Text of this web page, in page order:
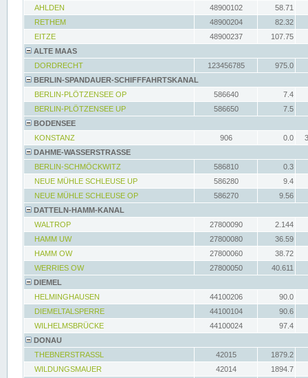
AHLDEN
48900102
58.71
RETHEM
48900204
82.32
EITZE
48900237
107.75
ALTE MAAS
DORDRECHT
123456785
975.0
BERLIN-SPANDAUER-SCHIFFFAHRTSKANAL
BERLIN-PLÖTZENSEE OP
586640
7.4
BERLIN-PLÖTZENSEE UP
586650
7.5
BODENSEE
KONSTANZ
906 0.0
DAHME-WASSERSTRASSE
BERLIN-SCHMÖCKWITZ
586810
0.3
NEUE MÜHLE SCHLEUSE UP
586280
9.4
NEUE MÜHLE SCHLEUSE OP
586270
9.56
DATTELN-HAMM-KANAL
WALTROP
27800090
2.144
HAMM UW
27800080
36.59
HAMM OW
27800060
38.72
WERRIES OW
27800050
40.611
DIEMEL
HELMINGHAUSEN
44100206
90.0
DIEMELTALSPERRE
44100104
90.6
WILHELMSBRÜCKE
44100024
97.4
DONAU
THEBNERSTRASSL
42015
1879.2
WILDUNGSMAUER
42014
1894.7